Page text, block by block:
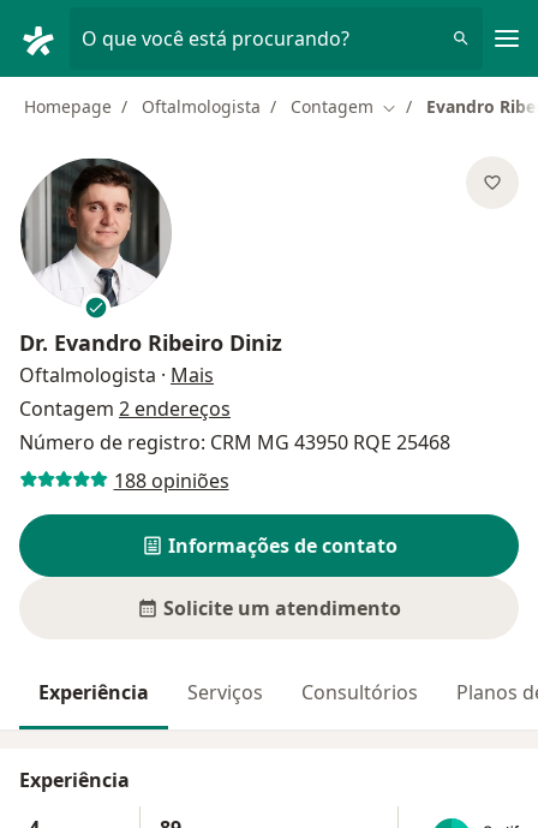
O que você está procurando?
Homepage Oftalmologista Contagem Mudar de cidade
Evandro
Dr. Evandro Ribeiro Diniz
Oftalmologista · Mais
Contagem 2 endereços
Número de registro: CRM MG 43950 RQE 25468
188 opiniões
Informações de contato
Solicite um atendimento
Experiência Serviços Consultórios Planos
Experiência